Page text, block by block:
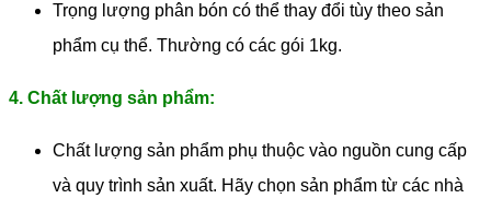
Trọng lượng phân bón có thể thay đổi tùy theo sản
phẩm cụ thể. Thường có các gói 1kg.
4. Chất lượng sản phẩm:
Chất lượng sản phẩm phụ thuộc vào nguồn cung cấp
và quy trình sản xuất. Hãy chọn sản phẩm từ các nhà